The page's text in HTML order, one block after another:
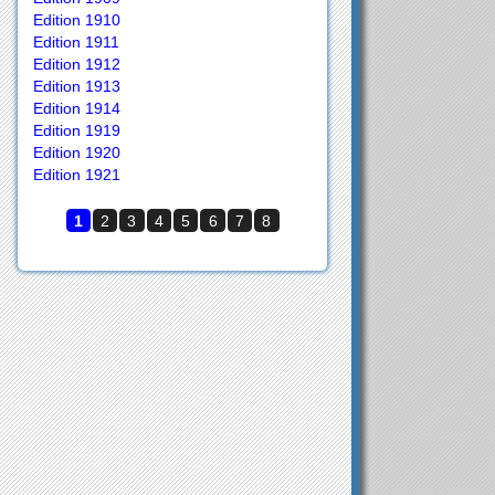
Edition 1910
Edition 1911
Edition 1912
Edition 1913
Edition 1914
Edition 1919
Edition 1920
Edition 1921
1 2 3 4 5 6 7 8